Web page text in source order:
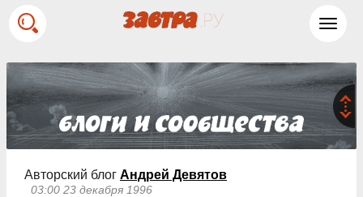
Авторский блог Андрей Девятов
03:00 23 декабря 1996